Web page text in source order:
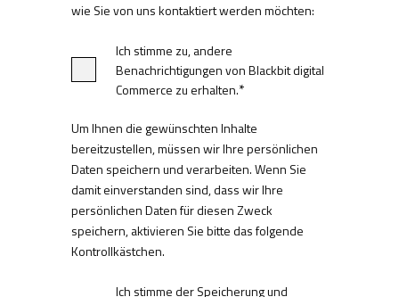
wie Sie von uns kontaktiert werden möchten:
Ich stimme zu, andere
Benachrichtigungen von Blackbit digital
Commerce zu erhalten.*
Um Ihnen die gewünschten Inhalte
bereitzustellen, müssen wir Ihre persönlichen
Daten speichern und verarbeiten. Wenn Sie
damit einverstanden sind, dass wir Ihre
persönlichen Daten für diesen Zweck
speichern, aktivieren Sie bitte das folgende
Kontrollkästchen.
Ich stimme der Speicherung und